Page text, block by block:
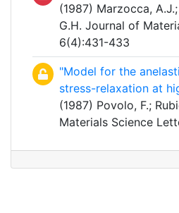
(1987) Marzocca,
G.H. Journal of
6(4):431-433
"Model for the
stress-relaxation at
(1987) Povolo, F.;
Materials Science